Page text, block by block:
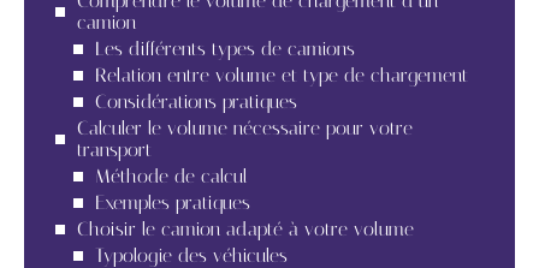
camion
Les différents types de camions
Relation entre volume et type de chargement
Considérations pratiques
Calculer le volume nécessaire pour votre
transport
Méthode de calcul
Exemples pratiques
Choisir le camion adapté à votre volume
Typologie des véhicules